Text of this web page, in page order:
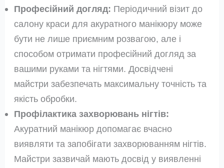
Професійний догляд: Періодичний візит до
салону краси для акуратного манікюру може
бути не лише приємним розвагою, але і
способом отримати професійний догляд за
вашими руками та нігтями. Досвідчені
майстри забезпечать максимальну точність та
якість обробки.
Профілактика захворювань нігтів:
Акуратний манікюр допомагає вчасно
виявляти та запобігати захворюванням нігтів.
Майстри зазвичай мають досвід у виявленні